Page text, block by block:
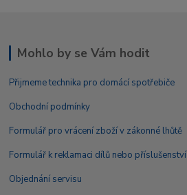
Mohlo by se Vám hodit
Přijmeme technika pro domácí spotřebiče
Obchodní podmínky
Formulář pro vrácení zboží v zákonné lhůtě
Formulář k reklamaci dílů nebo příslušenství
Objednání servisu